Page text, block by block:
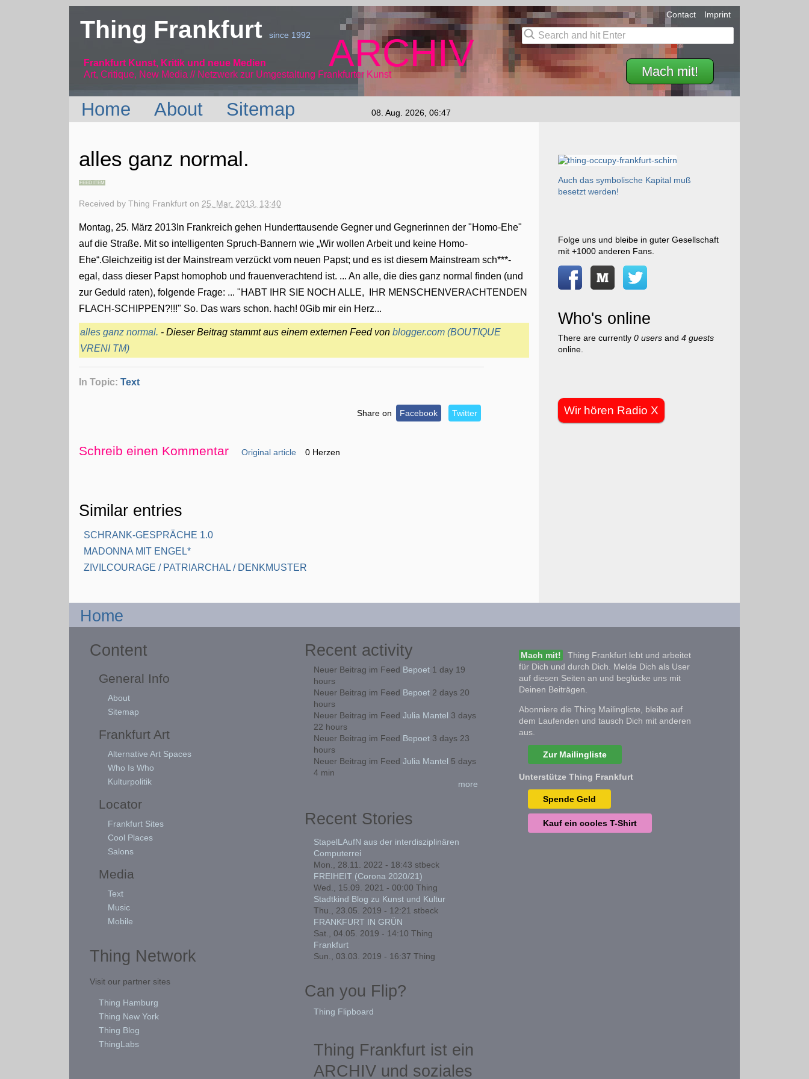
Thing Frankfurtsince 1992
Frankfurt Kunst, Kritik und neue Medien
Art, Critique, New Media // Netzwerk
ARCHIV
zur Umgestaltung Frankfurter Kunst Mach mit!
Contact Imprint
Home About Sitemap 08. Aug. 2026, 06:47
alles ganz normal.
FEED ITEM
Received byThing Frankfurt on25. Mar. 2013, 13:40
Montag, 25. März 2013In Frankreich gehen Hunderttausende Gegner und Gegnerinnen der "Homo-Ehe"
auf die Straße. Mit so intelligenten Spruch-Bannern wie „Wir wollen Arbeit und keine Homo-
Ehe“.Gleichzeitig ist der Mainstream verzückt vom neuen Papst; und es ist diesem Mainstream sch***-
egal, dass dieser Papst homophob und frauenverachtend ist. ... An alle, die dies ganz normal finden (und
zur Geduld raten), folgende Frage: ... "HABT IHR SIE NOCH ALLE, IHR MENSCHENVERACHTENDEN
FLACH-SCHIPPEN?!!!" So. Das wars schon. hach! 0Gib mir ein Herz...
alles ganz normal. - Dieser Beitrag stammt aus einem externen Feed vonblogger.com (BOUTIQUE
VRENI TM)
In Topic:Text
Share on Facebook Twitter
Schreib einen Kommentar Original article 0 Herzen
Similar entries
SCHRANK-GESPRÄCHE 1.0
MADONNA MIT ENGEL*
ZIVILCOURAGE / PATRIARCHAL / DENKMUSTER
Auch das symbolische Kapital muß
besetzt werden!
Folge uns und bleibe in guter Gesellschaft
mit +1000 anderen Fans.
Who's online
There are currently 0 usersand 4 guests
online.
Wir hören Radio X
Home
Content
General Info
About
Sitemap
Frankfurt Art
Alternative Art Spaces
Who Is Who
Kulturpolitik
Locator
Frankfurt Sites
Cool Places
Salons
Media
Text
Music
Mobile
Thing Network
Visit our partner sites
Thing Hamburg
Thing New York
Thing Blog
ThingLabs
Recent activity
Neuer Beitrag im Feed Bepoet1 day 19
hours
Neuer Beitrag im Feed Bepoet2 days 20
hours
Neuer Beitrag im Feed Julia Mantel 3 days
22 hours
Neuer Beitrag im Feed Bepoet3 days 23
hours
Neuer Beitrag im Feed Julia Mantel 5 days
4 min
more
Recent Stories
StapelLAufN aus der interdisziplinären
Computerrei
Mon., 28.11. 2022 - 18:43 stbeck
FREIHEIT (Corona 2020/21)
Wed., 15.09. 2021 - 00:00 Thing
Stadtkind Blog zu Kunst und Kultur
Thu., 23.05. 2019 - 12:21 stbeck
FRANKFURT IN GRÜN
Sat., 04.05. 2019 - 14:10 Thing
Frankfurt
Sun., 03.03. 2019 - 16:37 Thing
Can you Flip?
Thing Flipboard
Thing Frankfurt ist ein
ARCHIV und soziales
Mach mit!
Thing Frankfurt lebt und arbeitet
für Dich und durch Dich. Melde Dich als User
auf diesen Seiten an und beglücke uns mit
Deinen Beiträgen.
Abonniere die Thing Mailingliste, bleibe auf
dem Laufenden und tausch Dich mit anderen
aus.
Zur Mailingliste
Unterstütze Thing Frankfurt
Spende Geld
Kauf ein cooles T-Shirt